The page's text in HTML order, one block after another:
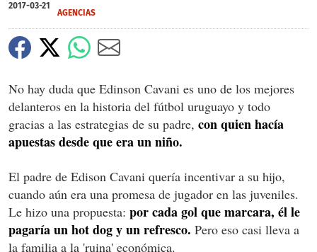
2017-03-21
AGENCIAS
No hay duda que Edinson Cavani es uno de los mejores
delanteros en la historia del fútbol uruguayo y todo
gracias a las estrategias de su padre, con quien hacía
apuestas desde que era un niño.
El padre de Edison Cavani quería incentivar a su hijo,
cuando aún era una promesa de jugador en las juveniles.
Le hizo una propuesta: por cada gol que marcara, él le
pagaría un hot dog y un refresco. Pero eso casi lleva a
la familia a la 'ruina' económica.